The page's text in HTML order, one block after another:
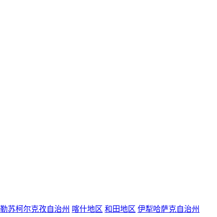
苏柯尔克孜自治州 喀什地区 和田地区 伊犁哈萨克自治州